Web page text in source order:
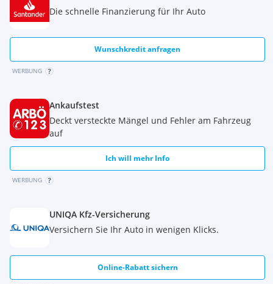
Die schnelle Finanzierung für Ihr Auto
Wunschkredit anfragen
WERBUNG
Ankaufstest
Deckt versteckte Mängel und Fehler am Fahrzeug
auf
Ich will mehr Info
WERBUNG
UNIQA Kfz-Versicherung
Versichern Sie Ihr Auto in wenigen Klicks.
Online-Rabatt sichern